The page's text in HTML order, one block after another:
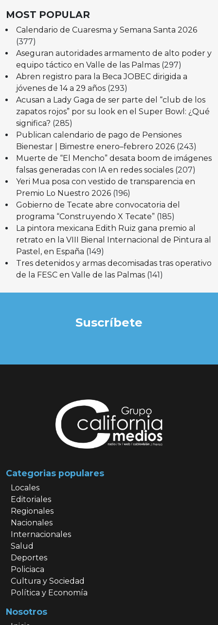
MOST POPULAR
Calendario de Cuaresma y Semana Santa 2026
(377)
Aseguran autoridades armamento de alto poder y
equipo táctico en Valle de las Palmas (297)
Abren registro para la Beca JOBEC dirigida a
jóvenes de 14 a 29 años (293)
Acusan a Lady Gaga de ser parte del “club de los
zapatos rojos” por su look en el Super Bowl: ¿Qué
significa? (285)
Publican calendario de pago de Pensiones
Bienestar | Bimestre enero–febrero 2026 (243)
Muerte de “El Mencho” desata boom de imágenes
falsas generadas con IA en redes sociales (207)
Yeri Mua posa con vestido de transparencia en
Premio Lo Nuestro 2026 (196)
Gobierno de Tecate abre convocatoria del
programa “Construyendo X Tecate” (185)
La pintora mexicana Edith Ruiz gana premio al
retrato en la VIII Bienal Internacional de Pintura al
Pastel, en España (149)
Tres detenidos y armas decomisadas tras operativo
de la FESC en Valle de las Palmas (141)
Suscríbete
Categorias populares
Locales
Editoriales
Regionales
Nacionales
Internacionales
Salud
Deportes
Policiaca
Cultura y Sociedad
Política y Economía
Nosotros